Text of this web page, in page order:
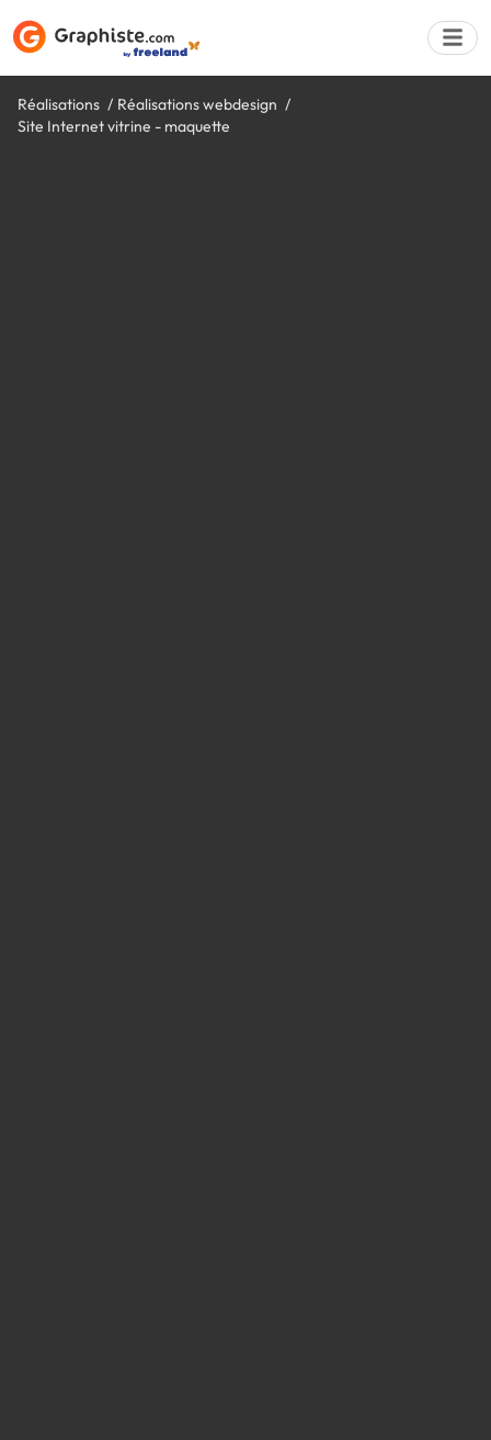
Réalisations
Réalisations webdesign
Site Internet vitrine - maquette